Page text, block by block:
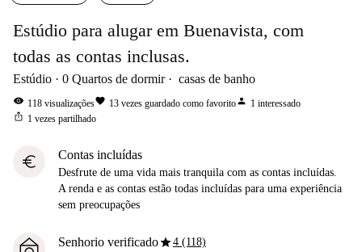
Estúdio para alugar em Buenavista, com
todas as contas inclusas.
Estúdio 0 Quartos de dormir casas de banho
visibility 118 visualizaçõesfavorite 13 vezes guardado como favoritoperson 1 interessado
ios_share 1 vezes partilhado
euro Contas incluídas
Desfrute de uma vida mais tranquila com as contas incluídas.
A renda e as contas estão todas incluídas para uma experiência
sem preocupações
Senhorio verificadostar4 (118)